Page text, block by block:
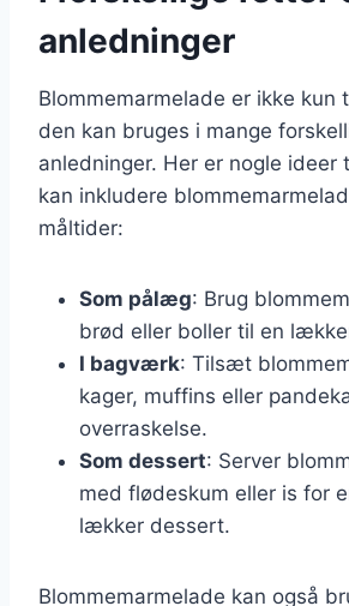
anledninger
Blommemarmelade er ikke kun
den kan bruges i mange
anledninger. Her er nogle ideer
kan inkludere
måltider:
Som pålæg: Brug
brød eller boller til en
I bagværk: Tilsæt
kager, muffins eller
overraskelse.
Som dessert: Server
med flødeskum eller is for
lækker dessert.
Blommemarmelade kan også